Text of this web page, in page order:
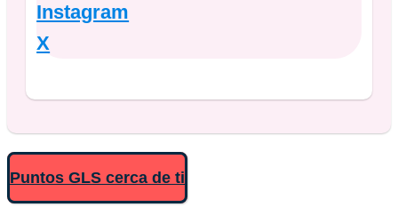
Instagram
X
Puntos GLS cerca de ti